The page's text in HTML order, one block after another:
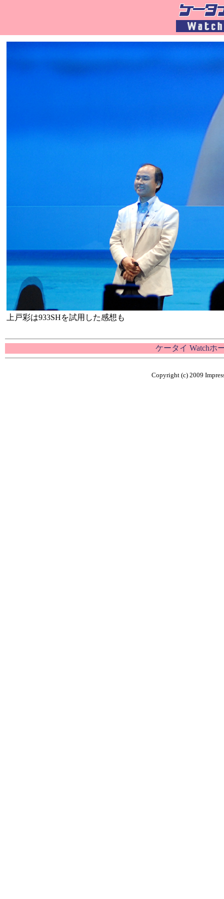
上戸彩は933SHを試用した感想も
ケータイ Watchホ
Copyright (c) 2009